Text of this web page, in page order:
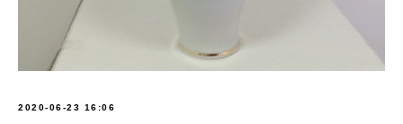
2020-06-23 16:06